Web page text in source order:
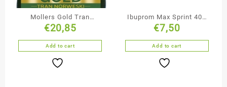
Mollers Gold Tran
Norweski 250 ml
€20,85
Add to cart
Ibuprom Max Sprint 400
mg 40 kapsułek
miękkich
€7,50
Add to cart